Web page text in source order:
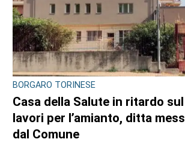
BORGARO TORINESE
Casa della Salute in ritardo
lavori per l’amianto, ditta
dal Comune